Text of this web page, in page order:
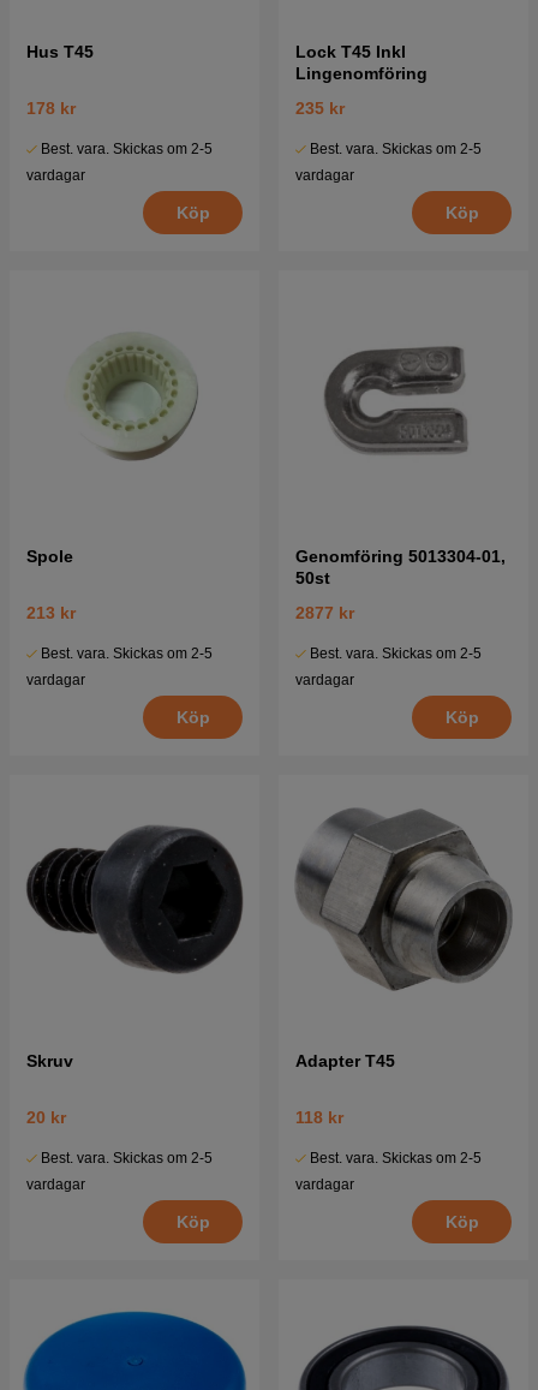
Hus T45
178 kr
Best. vara. Skickas om 2-5
vardagar
Köp
Lock T45 Inkl
Lingenomföring
235 kr
Best. vara. Skickas om 2-5
vardagar
Köp
Spole
213 kr
Best. vara. Skickas om 2-5
vardagar
Köp
Genomföring 5013304-01,
50st
2877 kr
Best. vara. Skickas om 2-5
vardagar
Köp
Skruv
20 kr
Best. vara. Skickas om 2-5
vardagar
Köp
Adapter T45
118 kr
Best. vara. Skickas om 2-5
vardagar
Köp